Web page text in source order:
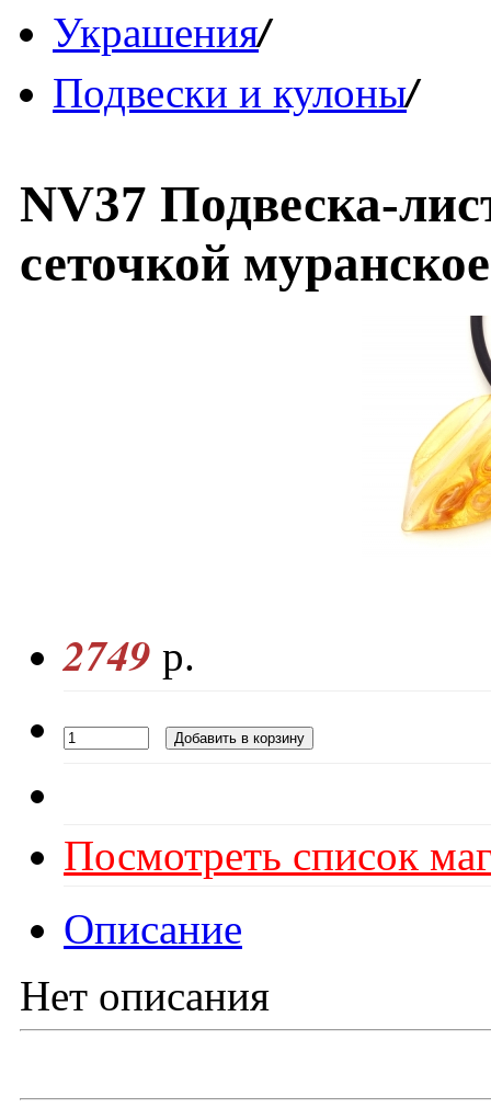
Украшения/
Подвески и кулоны/
NV37 Подвеска-
сеточкой
2749 р.
Посмотреть список
Описание
Нет описания